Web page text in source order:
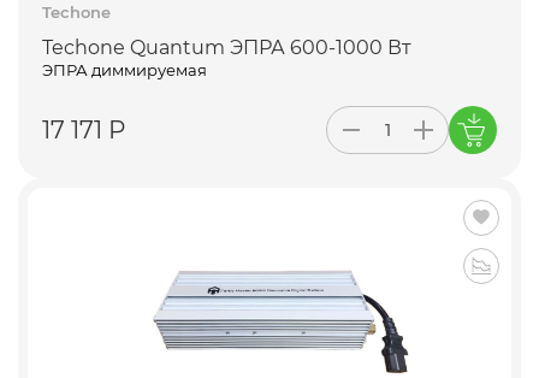
Techone
Techone Quantum ЭПРА 600-1000 Вт
ЭПРА диммируемая
17 171 Р